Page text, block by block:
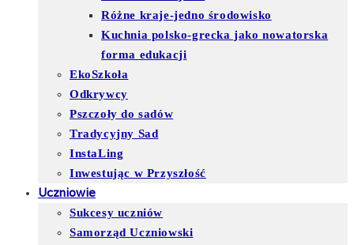
Różne kraje-jedno środowisko
Kuchnia polsko-grecka jako nowatorska
forma edukacji
EkoSzkoła
Odkrywcy
Pszczoły do sadów
Tradycyjny Sad
InstaLing
Inwestując w Przyszłość
Uczniowie
Sukcesy uczniów
Samorząd Uczniowski